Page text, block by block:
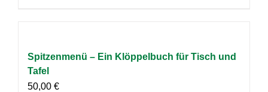
Spitzenmenü – Ein Klöppelbuch für Tisch und
Tafel
50,00 €